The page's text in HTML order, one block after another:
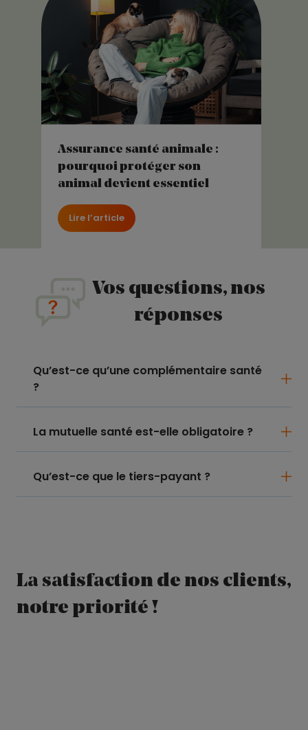
Assurance santé animale :
pourquoi protéger son
animal devient essentiel
Lire l’article
Vos questions, nos
réponses
Qu’est-ce qu’une complémentaire santé
?
La mutuelle santé est-elle obligatoire ?
Qu’est-ce que le tiers-payant ?
La satisfaction de nos clients,
notre priorité !